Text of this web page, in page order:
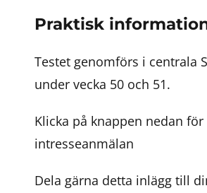
Praktisk
Testet genomförs i centrala
under vecka 50 och 51.
Klicka på knappen nedan
intresseanmälan
Dela gärna detta inlägg till